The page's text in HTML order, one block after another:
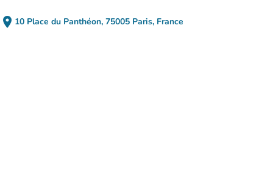
place 10 Place du Panthéon, 75005 Paris, France
(in Google Maps öffnen)
(new tab)